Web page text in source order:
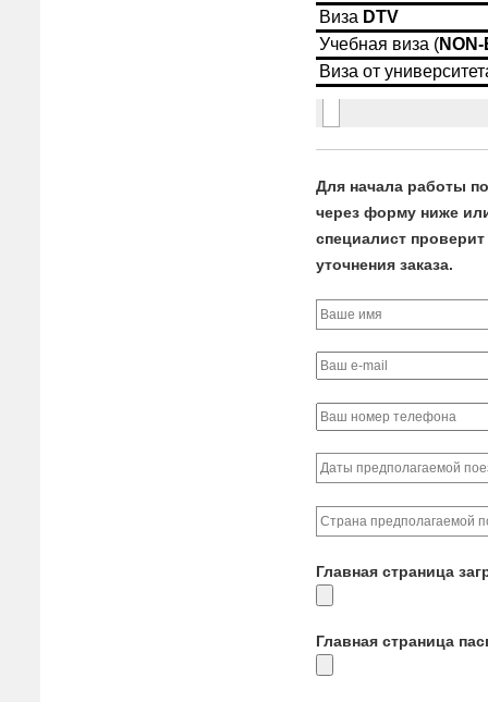
Для начала работы
через форму ниже
специалист
уточнения заказа.
Главная страница
Главная страница